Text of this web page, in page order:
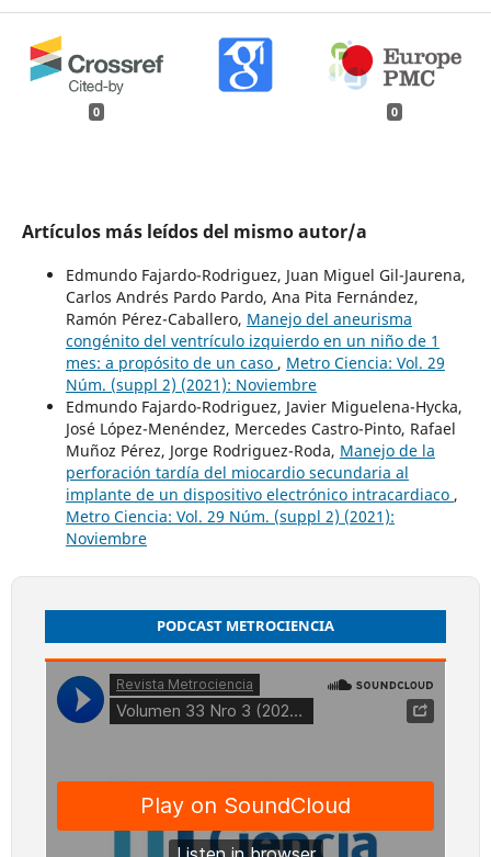
0 0
Artículos más leídos del mismo autor/a
Edmundo Fajardo-Rodriguez, Juan Miguel Gil-Jaurena,
Carlos Andrés Pardo Pardo, Ana Pita Fernández,
Ramón Pérez-Caballero, Manejo del aneurisma
congénito del ventrículo izquierdo en un niño de 1
mes: a propósito de un caso , Metro Ciencia: Vol. 29
Núm. (suppl 2) (2021): Noviembre
Edmundo Fajardo-Rodriguez, Javier Miguelena-Hycka,
José López-Menéndez, Mercedes Castro-Pinto, Rafael
Muñoz Pérez, Jorge Rodriguez-Roda, Manejo de la
perforación tardía del miocardio secundaria al
implante de un dispositivo electrónico intracardiaco ,
Metro Ciencia: Vol. 29 Núm. (suppl 2) (2021):
Noviembre
PODCAST METROCIENCIA